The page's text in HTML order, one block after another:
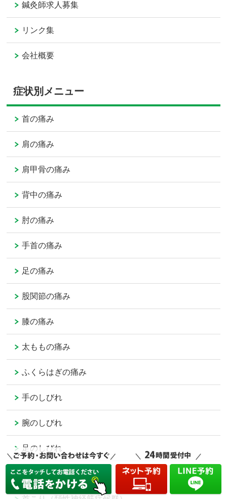
鍼灸師求人募集
リンク集
会社概要
症状別メニュー
首の痛み
肩の痛み
肩甲骨の痛み
背中の痛み
肘の痛み
手首の痛み
足の痛み
股関節の痛み
膝の痛み
太ももの痛み
ふくらはぎの痛み
手のしびれ
腕のしびれ
足のしびれ
肩こり